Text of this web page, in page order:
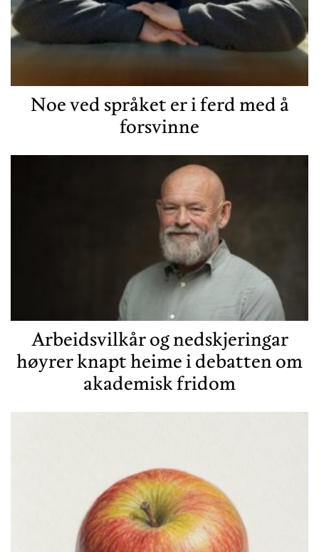
Noe ved språket er i ferd med å
forsvinne
Arbeidsvilkår og nedskjeringar
høyrer knapt heime i debatten om
akademisk fridom